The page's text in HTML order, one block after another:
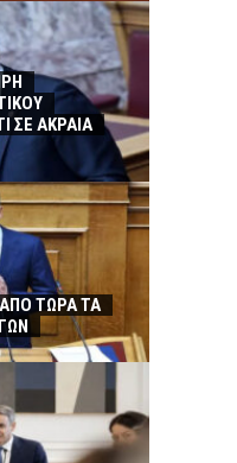
ΣΕ ΑΚΡΑΙΑ
ΤΩΡΑ ΤΑ